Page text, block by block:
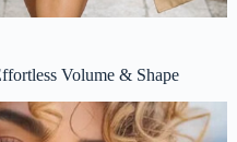
Volume & Shape